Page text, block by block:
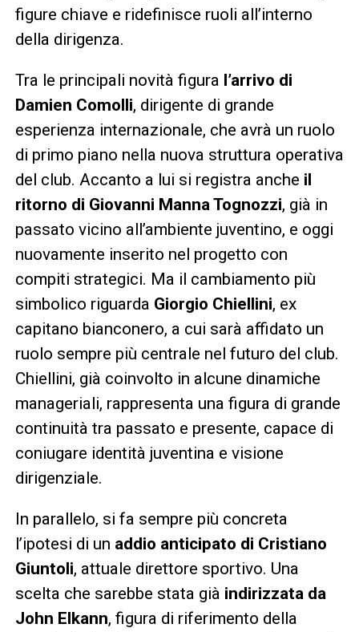
figure chiave e ridefinisce ruoli all’interno
della dirigenza.
Tra le principali novità figura l’arrivo di
Damien Comolli, dirigente di grande
esperienza internazionale, che avrà un ruolo
di primo piano nella nuova struttura operativa
del club. Accanto a lui si registra anche il
ritorno di Giovanni Manna Tognozzi, già in
passato vicino all’ambiente juventino, e oggi
nuovamente inserito nel progetto con
compiti strategici. Ma il cambiamento più
simbolico riguarda Giorgio Chiellini, ex
capitano bianconero, a cui sarà affidato un
ruolo sempre più centrale nel futuro del club.
Chiellini, già coinvolto in alcune dinamiche
manageriali, rappresenta una figura di grande
continuità tra passato e presente, capace di
coniugare identità juventina e visione
dirigenziale.
In parallelo, si fa sempre più concreta
l’ipotesi di un addio anticipato di Cristiano
Giuntoli, attuale direttore sportivo. Una
scelta che sarebbe stata già indirizzata da
John Elkann, figura di riferimento della